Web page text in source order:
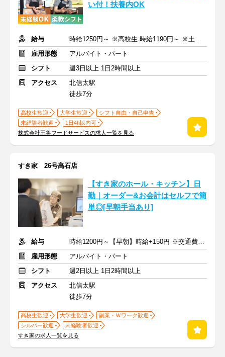
い付！扶養内OK
給与
時給1250円～ ※高校生:時給1190円～ ※土日祝+50円
雇用形態
アルバイト・パート
シフト
週3日以上 1日2時間以上
アクセス
北信太駅
徒歩7分
高校生歓迎 大学生歓迎
シフト自由・自己申告
未経験者歓迎
1日4h以内可
株式会社王将フードサービスの求人一覧を見る
すき家 26号高石店
【すき家のホール・キッチン】日
勤｜オーダー&お会計はセルフで簡
単◎[早朝手当あり]
給与
時給1200円～【早朝】時給+150円 ※交通費支給
雇用形態
アルバイト・パート
シフト
週2日以上 1日2時間以上
アクセス
北信太駅
徒歩7分
高校生歓迎 大学生歓迎
副業・Ｗワーク歓迎
シルバー歓迎
未経験者歓迎
すき家の求人一覧を見る